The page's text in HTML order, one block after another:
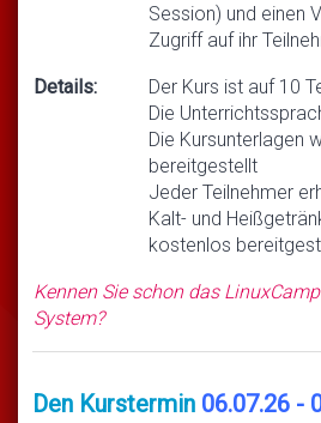
Session) und einen
Zugriff auf ihr
Details:
Der Kurs ist auf 10
Die
Die Kursunterlagen
bereitgestellt
Jeder Teilnehmer
Kalt- und
kostenlos
Kennen Sie schon das
System?
Den Kurstermin 06.07.26 -